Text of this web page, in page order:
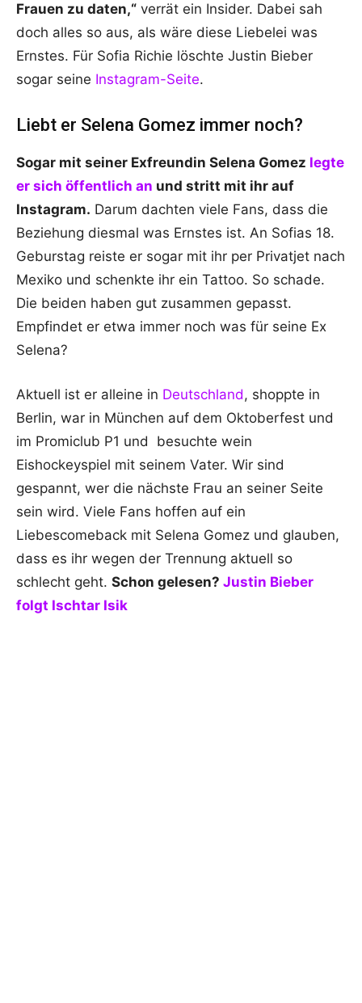
Frauen zu daten,“ verrät ein Insider. Dabei sah
doch alles so aus, als wäre diese Liebelei was
Ernstes. Für Sofia Richie löschte Justin Bieber
sogar seine Instagram-Seite.
Liebt er Selena Gomez immer noch?
Sogar mit seiner Exfreundin Selena Gomez legte
er sich öffentlich an und stritt mit ihr auf
Instagram. Darum dachten viele Fans, dass die
Beziehung diesmal was Ernstes ist. An Sofias 18.
Geburstag reiste er sogar mit ihr per Privatjet nach
Mexiko und schenkte ihr ein Tattoo. So schade.
Die beiden haben gut zusammen gepasst.
Empfindet er etwa immer noch was für seine Ex
Selena?
Aktuell ist er alleine in Deutschland, shoppte in
Berlin, war in München auf dem Oktoberfest und
im Promiclub P1 und besuchte wein
Eishockeyspiel mit seinem Vater. Wir sind
gespannt, wer die nächste Frau an seiner Seite
sein wird. Viele Fans hoffen auf ein
Liebescomeback mit Selena Gomez und glauben,
dass es ihr wegen der Trennung aktuell so
schlecht geht. Schon gelesen? Justin Bieber
folgt Ischtar Isik